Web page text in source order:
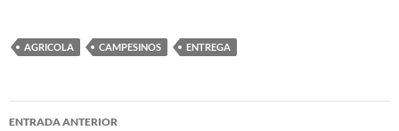
AGRICOLA CAMPESINOS ENTREGA
Navegación
ENTRADA ANTERIOR